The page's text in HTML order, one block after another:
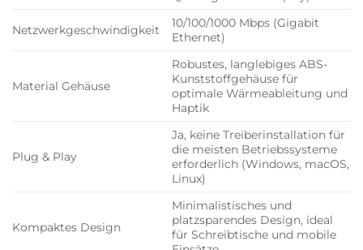
Netzwerkgeschwindigkeit
10/100/1000 Mbps (Gigabit
Ethernet)
Material Gehäuse
Robustes, langlebiges ABS-
Kunststoffgehäuse für
optimale Wärmeableitung und
Haptik
Plug & Play
Ja, keine Treiberinstallation für
die meisten Betriebssysteme
erforderlich (Windows, macOS,
Linux)
Kompaktes Design
Minimalistisches und
platzsparendes Design, ideal
für Schreibtische und mobile